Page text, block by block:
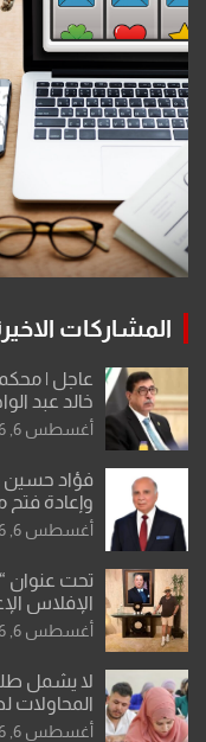
المشاركات
عاجل |
خالد عبد
أغسطس 6, 2026
فؤاد حسين
وإعادة
تحولات
أغسطس 6, 2026
تحت عنوان
الإفلاس
الشكرجي
أغسطس 6, 2026
لا يشمل
المحاولات
أو مادتين
أغسطس 6, 2026